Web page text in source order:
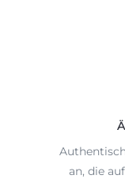
an, die